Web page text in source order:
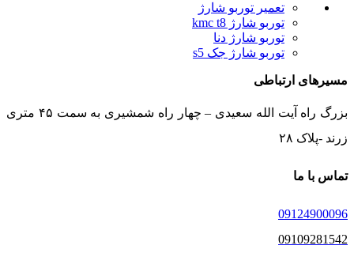
تعمیر توربو شارژ
توربو شارژ kmc t8
توربو شارژ دنا
توربو شارژ جک s5
مسیرهای ارتباطی
بزرگ راه آیت الله سعیدی – چهار راه شمشیری به سمت ۴۵ متری
زرند -پلاک ۲۸
تماس با ما
09124900096
09109281542